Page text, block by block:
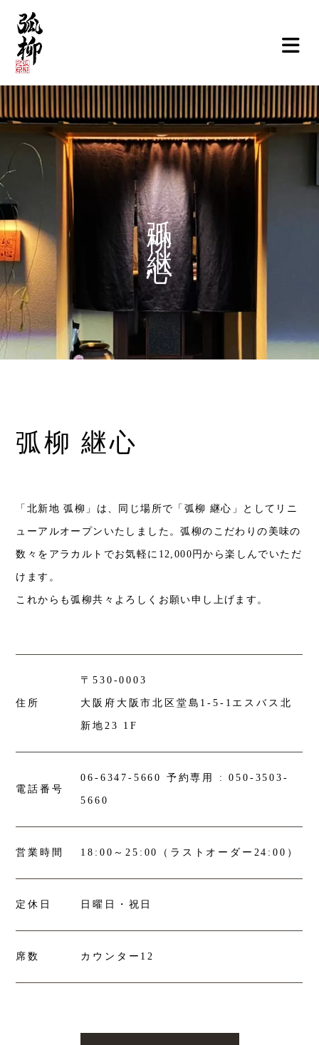
ご挨拶
弧柳について
お品書き
お知らせ
店舗情報
弧柳継心
お取寄せ
弧柳 継心
弧柳 継心
「北新地 弧柳」は、同じ場所で「弧柳 継心」としてリニ
ューアルオープンいたしました。弧柳のこだわりの美味の
数々をアラカルトでお気軽に12,000円から楽しんでいただ
けます。
これからも弧柳共々よろしくお願い申し上げます。
住所
〒530-0003
大阪府大阪市北区堂島1-5-1エスバス北
新地23 1F
電話番号
06-6347-5660 予約専用 :050-3503-
5660
営業時間 18:00～25:00（ラストオーダー24:00）
定休日 日曜日・祝日
席数 カウンター12